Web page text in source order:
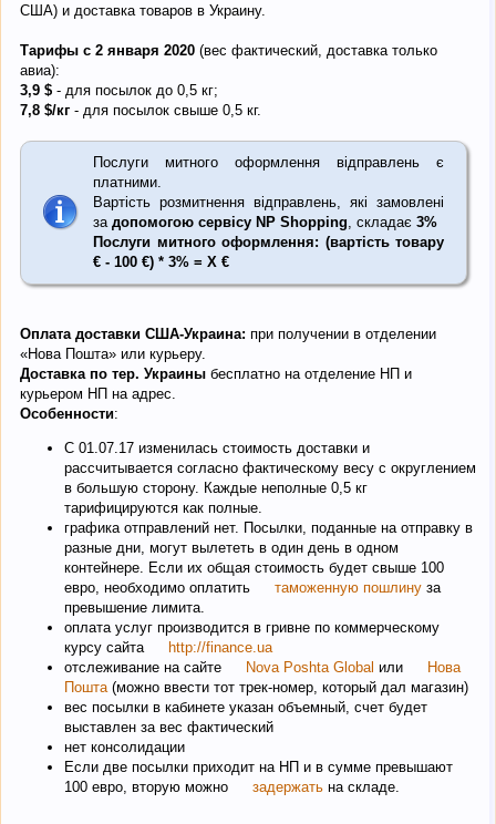
США) и доставка товаров в Украину.
Тарифы с 2 января 2020 (вес фактический, доставка только
авиа):
3,9 $ - для посылок до 0,5 кг;
7,8 $/кг - для посылок свыше 0,5 кг.
Послуги митного оформлення відправлень є
платними.
Вартість розмитнення відправлень, які замовлені
за допомогою сервісу NP Shopping , складає 3%
Послуги митного оформлення: (вартість товару
€ - 100 €) * 3% = Х €
Оплата доставки США-Украина: при получении в отделении
«Нова Пошта» или курьеру.
Доставка по тер. Украины бесплатно на отделение НП и
курьером НП на адрес.
Особенности:
C 01.07.17 изменилась стоимость доставки и
рассчитывается согласно фактическому весу с округлением
в большую сторону. Каждые неполные 0,5 кг
тарифицируются как полные.
графика отправлений нет. Посылки, поданные на отправку в
разные дни, могут вылететь в один день в одном
контейнере. Если их общая стоимость будет свыше 100
евро, необходимо оплатить
таможенную пошлину за
превышение лимита.
оплата услуг производится в гривне по коммерческому
курсу сайта
http://finance.ua
отслеживание на сайте
Nova Poshta Global или
Нова
Пошта(можно ввести тот трек-номер, который дал магазин)
вес посылки в кабинете указан объемный, счет будет
выставлен за вес фактический
нет консолидации
Если две посылки приходит на НП и в сумме превышают
100 евро, вторую можно
задержатьна складе.